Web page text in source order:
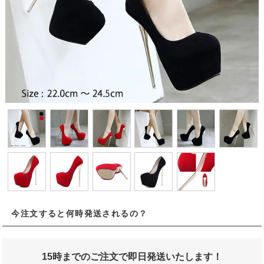
今注文すると何時発送されるの？
15時までのご注文で即日発送いたします！